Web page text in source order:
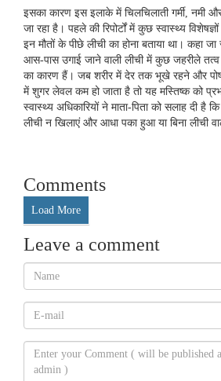
इसका कारण इस इलाके में चिलचिलाती गर्मी, नमी और
जा रहा है। पहले की रिपोर्टों में कुछ स्वास्थ्य
इन मौतों के पीछे लीची का होना बताया था। कहा
आस-पास उगाई जाने वाली लीची में कुछ जहरीले तत्व
का कारण हैं। जब शरीर में देर तक भूखे रहने और
में शुगर लेवल कम हो जाता है तो यह मस्तिष्क को
स्वास्थ्य अधिकारियों ने माता-पिता को सलाह दी है
लीची न खिलाएं और आधा पका हुआ या बिना लीची
Comments
Load More
Leave a comment